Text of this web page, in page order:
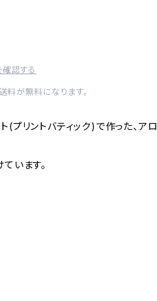
認する
が無料になります。
(プリントバティック)で作った、アロ
います。